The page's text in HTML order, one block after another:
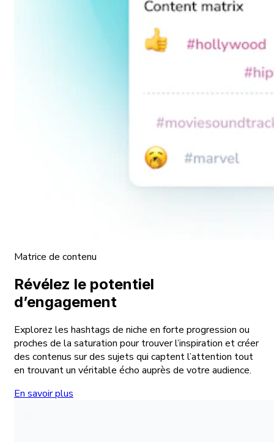
Matrice de contenu
Révélez le potentiel
d’engagement
Explorez les hashtags de niche en forte progression ou
proches de la saturation pour trouver l’inspiration et créer
des contenus sur des sujets qui captent l’attention tout
en trouvant un véritable écho auprès de votre audience.
En savoir plus